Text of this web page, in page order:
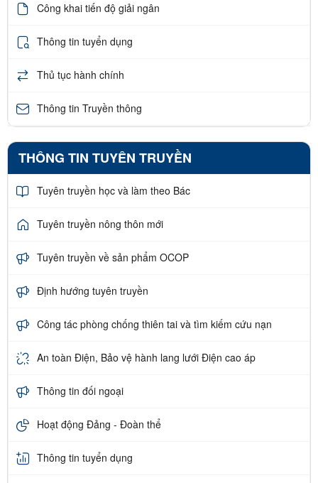
Công khai tiến độ giải ngân
Thông tin tuyển dụng
Thủ tục hành chính
Thông tin Truyền thông
THÔNG TIN TUYÊN TRUYỀN
Tuyên truyền học và làm theo Bác
Tuyên truyền nông thôn mới
Tuyên truyền về sản phẩm OCOP
Định hướng tuyên truyền
Công tác phòng chống thiên tai và tìm kiếm cứu nạn
An toàn Điện, Bảo vệ hành lang lưới Điện cao áp
Thông tin đối ngoại
Hoạt động Đảng - Đoàn thể
Thông tin tuyển dụng